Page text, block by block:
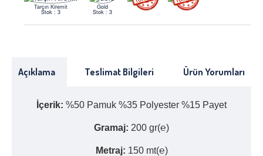
Tarçın Kiremit
Stok : 3
Gold
Stok : 3
Açıklama Teslimat Bilgileri Ürün Yorumları
İçerik: %50 Pamuk %35 Polyester %15 Payet
Gramaj: 200 gr(℮)
Metraj: 150 mt(℮)